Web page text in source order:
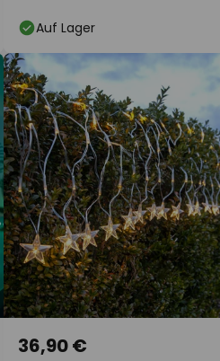
Auf Lager
36,90 €